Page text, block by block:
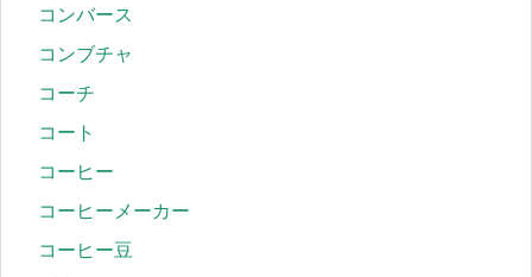
コンバース
コンブチャ
コーチ
コート
コーヒー
コーヒーメーカー
コーヒー豆